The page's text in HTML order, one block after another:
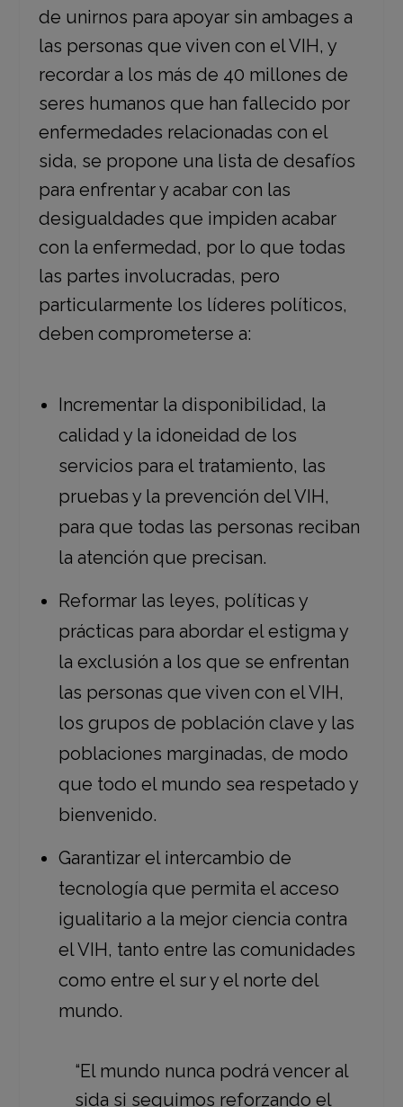
de unirnos para apoyar sin ambages a
las personas que viven con el VIH, y
recordar a los más de 40 millones de
seres humanos que han fallecido por
enfermedades relacionadas con el
sida, se propone una lista de desafíos
para enfrentar y acabar con las
desigualdades que impiden acabar
con la enfermedad, por lo que todas
las partes involucradas, pero
particularmente los líderes políticos,
deben comprometerse a:
Incrementar la disponibilidad, la
calidad y la idoneidad de los
servicios para el tratamiento, las
pruebas y la prevención del VIH,
para que todas las personas reciban
la atención que precisan.
Reformar las leyes, políticas y
prácticas para abordar el estigma y
la exclusión a los que se enfrentan
las personas que viven con el VIH,
los grupos de población clave y las
poblaciones marginadas, de modo
que todo el mundo sea respetado y
bienvenido.
Garantizar el intercambio de
tecnología que permita el acceso
igualitario a la mejor ciencia contra
el VIH, tanto entre las comunidades
como entre el sur y el norte del
mundo.
“El mundo nunca podrá vencer al
sida si seguimos reforzando el